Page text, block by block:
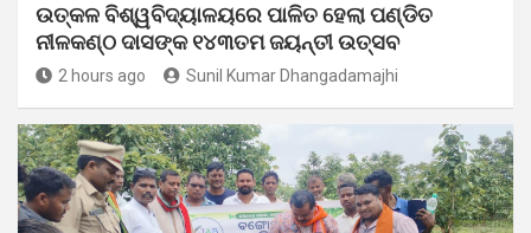
ଉତ୍କଳ ବିଶ୍ୱବିଦ୍ୟାଳୟରେ ପାଳିତ ହେଲା ପଣ୍ଡିତ
ନୀଳକଣ୍ଠ ଦାସଙ୍କ ୧୪୩ତମ ଜୟନ୍ତୀ ଉତ୍ସବ
2 hours ago Sunil Kumar Dhangadamajhi